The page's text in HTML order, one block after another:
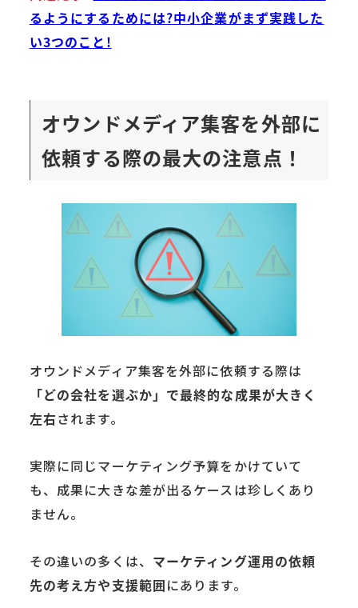
るようにするためには?中小企業がまず実践した
い3つのこと!
オウンドメディア集客を外部に
依頼する際の最大の注意点！
オウンドメディア集客を外部に依頼する際は
「どの会社を選ぶか」で最終的な成果が大きく
左右されます。
実際に同じマーケティング予算をかけていて
も、成果に大きな差が出るケースは珍しくあり
ません。
その違いの多くは、 マーケティング運用の依頼
先の考え方や支援範囲にあります。